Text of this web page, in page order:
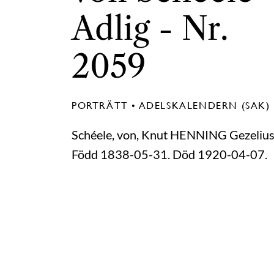
Adlig - Nr.
2059
PORTRÄTT • ADELSKALENDERN (SAK)
Schéele, von, Knut HENNING
Född 1838-05-31. Död 1920-04-07.